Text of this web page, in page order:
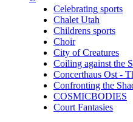
Celebrating sports
Chalet Utah
Childrens sports
Choir
City of Creatures
Coiling against the
Concerthaus Ost -
Confronting the
COSMICBODIES
Court Fantasies